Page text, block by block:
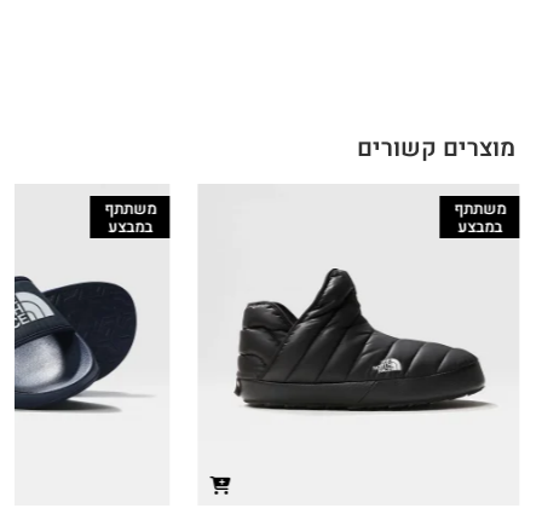
מוצרים קשורים
משתתף
במבצע
משתתף
במבצע